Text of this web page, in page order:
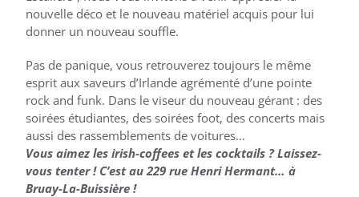
nouvelle déco et le nouveau matériel acquis pour lui
donner un nouveau souffle.
Pas de panique, vous retrouverez toujours le même
esprit aux saveurs d’Irlande agrémenté d’une pointe
rock and funk. Dans le viseur du nouveau gérant : des
soirées étudiantes, des soirées foot, des concerts mais
aussi des rassemblements de voitures…
Vous aimez les irish-coffees et les cocktails ? Laissez-
vous tenter ! C’est au 229 rue Henri Hermant… à
Bruay-La-Buissière !